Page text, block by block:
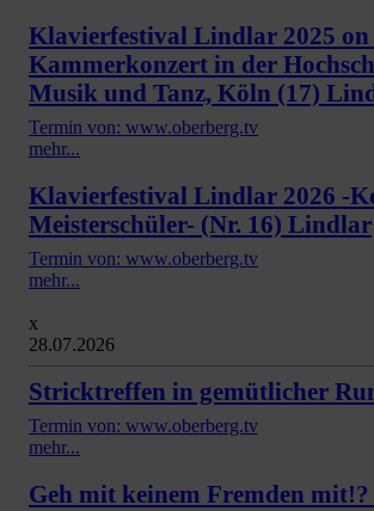
Klavierfestival Lindlar 2025
Kammerkonzert in der
Musik und Tanz, Köln (17)
Termin von: www.oberberg.tv
mehr...
Klavierfestival Lindlar 2026 -
Meisterschüler- (Nr. 16) Lindlar
Termin von: www.oberberg.tv
mehr...
x
28.07.2026
Stricktreffen in gemütlicher
Termin von: www.oberberg.tv
mehr...
Geh mit keinem Fremden